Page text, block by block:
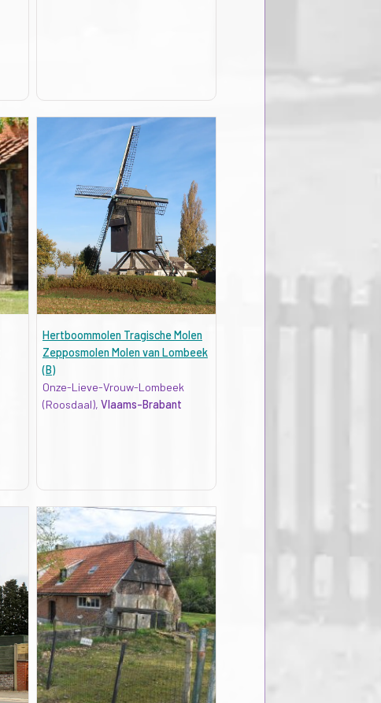
Hertboommolen Tragische Molen
Zepposmolen Molen van Lombeek
(B)
Onze-Lieve-Vrouw-Lombeek
(Roosdaal), Vlaams-Brabant